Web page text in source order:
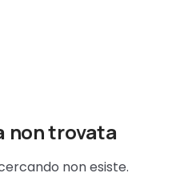
non trovata
non esiste.